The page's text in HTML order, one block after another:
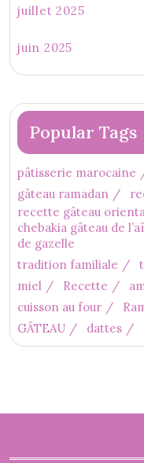
juillet 2025
juin 2025
Popular Tags
pâtisserie marocaine
gâteau ramadan
recette gâteau
chebakia gâteau de
de gazelle
tradition familiale
miel
Recette
cuisson au four
GÂTEAU
dattes